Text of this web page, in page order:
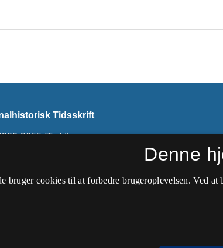
Tidsskrift
3655 (Trykt)
for Dansk Genealogi og Personalhistorie.
Denne
bruger cookies til at forbedre brugeroplevelsen. Ved